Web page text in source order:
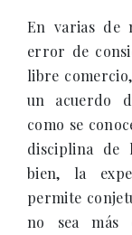
En varias de
error de
libre
un acuerdo
como se
disciplina de
bien, la
permite
no sea más